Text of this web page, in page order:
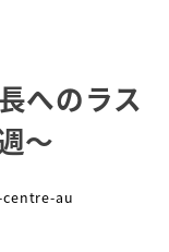
へのラス
～
centre-au